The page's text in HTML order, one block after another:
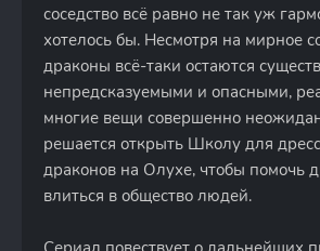
соседство всё равно не так уж
хотелось бы. Несмотря на мирное
драконы всё-таки остаются
непредсказуемыми и опасными,
многие вещи совершенно
решается открыть Школу для
драконов на Олухе, чтобы помочь
влиться в общество людей.